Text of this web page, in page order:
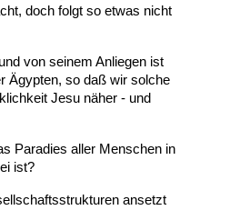
doch folgt so etwas nicht
von seinem Anliegen ist
Ägypten, so daß wir solche
Jesu näher - und
Paradies aller Menschen in
ist?
ansetzt